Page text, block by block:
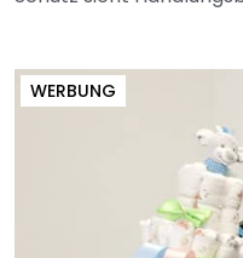
WERBUNG